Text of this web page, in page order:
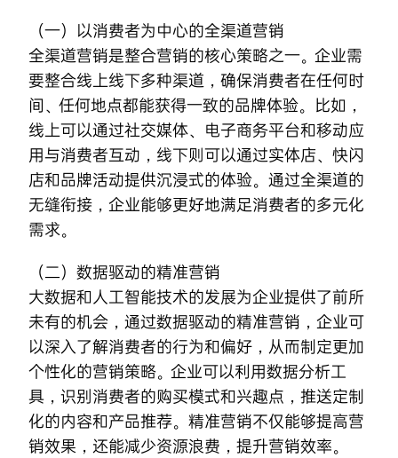
（一）以消费者为中心的全渠道营销
全渠道营销是整合营销的核心策略之一。企业需
要整合线上线下多种渠道，确保消费者在任何时
间、任何地点都能获得一致的品牌体验。比如，
线上可以通过社交媒体、电子商务平台和移动应
用与消费者互动，线下则可以通过实体店、快闪
店和品牌活动提供沉浸式的体验。通过全渠道的
无缝衔接，企业能够更好地满足消费者的多元化
需求。
（二）数据驱动的精准营销
大数据和人工智能技术的发展为企业提供了前所
未有的机会，通过数据驱动的精准营销，企业可
以深入了解消费者的行为和偏好，从而制定更加
个性化的营销策略。企业可以利用数据分析工
具，识别消费者的购买模式和兴趣点，推送定制
化的内容和产品推荐。精准营销不仅能够提高营
销效果，还能减少资源浪费，提升营销效率。